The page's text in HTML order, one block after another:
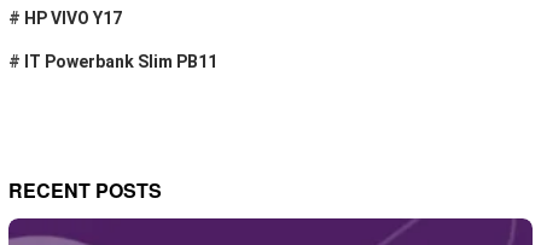
# HP VIVO Y17
# IT Powerbank Slim PB11
RECENT POSTS